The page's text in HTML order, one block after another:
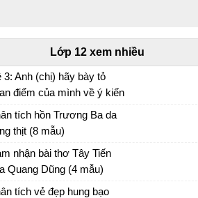
Lớp 12 xem nhiều
3: Anh (chị) hãy bày tỏ
điểm của mình về ý kiến
nhà văn Pháp La-bơ-ruy-
một tác phẩm nâng cao
thần ta lên và gợi cho ta
tình cảm cao quý và
đảm,...
tích hồn Trương Ba da
thịt (8 mẫu)
tích bài hồn Trương Ba da hàng thịt - Văn
12
nhận bài thơ Tây Tiến
Quang Dũng (4 mẫu)
nhận Tây Tiến - Văn mẫu 12
tích vẻ đẹp hung bạo